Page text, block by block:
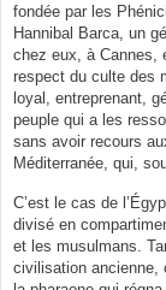
fondée par les
Hannibal Barca, un
chez eux, à Cannes,
respect du culte des
loyal, entreprenant,
peuple qui a les
sans avoir recours
Méditerranée, qui,
C’est le cas de
divisé en
et les musulmans.
civilisation ancienne,